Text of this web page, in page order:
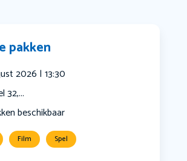
pakken
2026 | 13:30
32,...
beschikbaar
Film Spel